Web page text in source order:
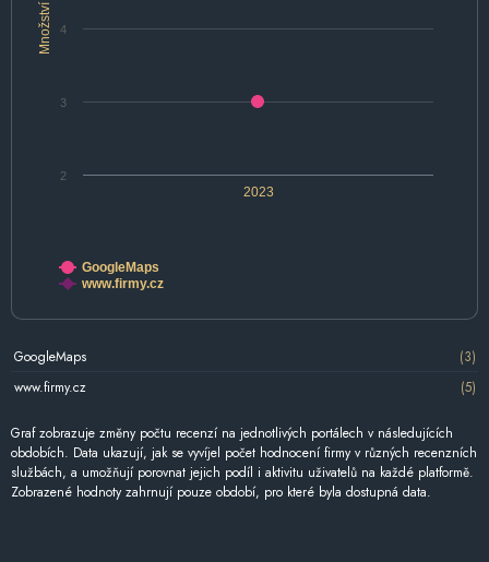
Množství
2023
3
4
2
GoogleMaps
www.firmy.cz
GoogleMaps
(3)
www.firmy.cz
(5)
Graf zobrazuje změny počtu recenzí na jednotlivých portálech v následujících
obdobích. Data ukazují, jak se vyvíjel počet hodnocení firmy v různých recenzních
službách, a umožňují porovnat jejich podíl i aktivitu uživatelů na každé platformě.
Zobrazené hodnoty zahrnují pouze období, pro které byla dostupná data.